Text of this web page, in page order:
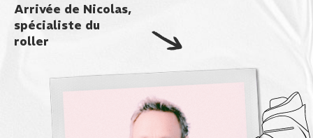
Arrivée de Nicolas,
spécialiste du
roller